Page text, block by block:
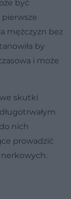
być
pierwsze
mężczyzn bez
by
i może
skutki
nich
prowadzić